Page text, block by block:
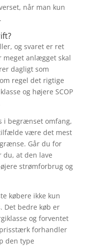
når man kun
og svaret er ret
meget anlægget skal
dagligt som
regel det rigtige
og højere SCOP
i begrænset omfang,
være det mest
Går du for
du, at den lave
strømforbrug og
købere ikke kun
Det bedre køb er
og forventet
forhandler
den type